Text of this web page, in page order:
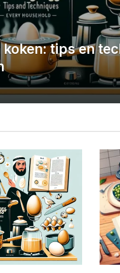
tips en